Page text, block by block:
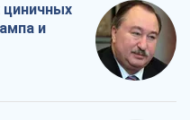
циничных
и